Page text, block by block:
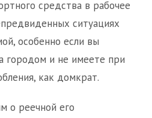
средства в рабочее
ситуациях
особенно если вы
городом и не имеете при
как домкрат.
о реечной его